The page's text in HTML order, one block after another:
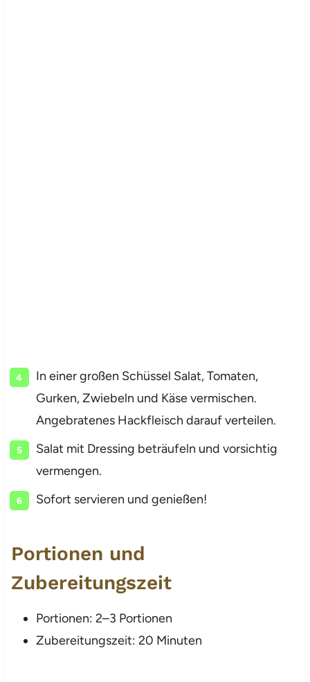
In einer großen Schüssel Salat, Tomaten,
Gurken, Zwiebeln und Käse vermischen.
Angebratenes Hackfleisch darauf verteilen.
Salat mit Dressing beträufeln und vorsichtig
vermengen.
Sofort servieren und genießen!
Portionen und
Zubereitungszeit
Portionen: 2–3 Portionen
Zubereitungszeit: 20 Minuten